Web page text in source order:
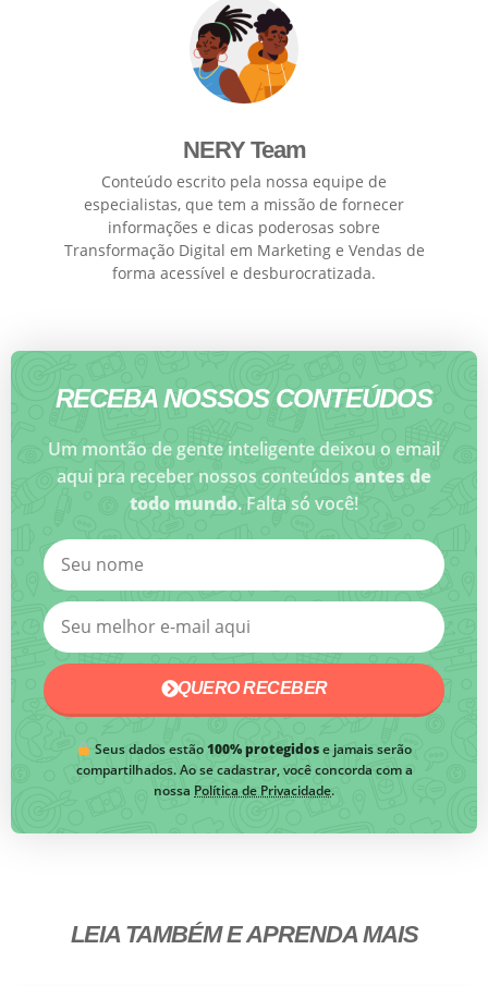
NERY Team
Conteúdo escrito pela nossa equipe de
especialistas, que tem a missão de fornecer
informações e dicas poderosas sobre
Transformação Digital em Marketing e Vendas de
forma acessível e desburocratizada.
RECEBA NOSSOS CONTEÚDOS
Um montão de gente inteligente deixou o email
aqui pra receber nossos conteúdos antes de
todo mundo. Falta só você!
QUERO RECEBER
Seus dados estão100% protegidose jamais serão
compartilhados. Ao se cadastrar, você concorda com a
nossa Política de Privacidade.
LEIA TAMBÉM E APRENDA MAIS